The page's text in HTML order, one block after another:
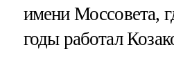
имени Моссовета,
годы работал